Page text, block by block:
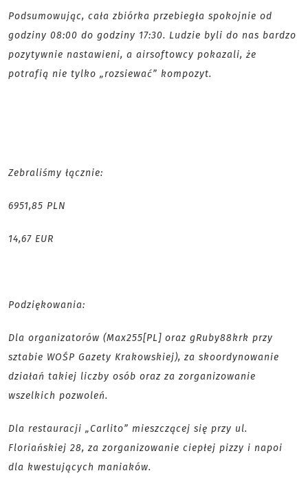
Podsumowując, cała zbiórka przebiegła spokojnie od
godziny 08:00 do godziny 17:30. Ludzie byli do nas bardzo
pozytywnie nastawieni, a airsoftowcy pokazali, że
potrafią nie tylko „rozsiewać” kompozyt.
Zebraliśmy łącznie:
6951,85 PLN
14,67 EUR
Podziękowania:
Dla organizatorów (Max255[PL] oraz gRuby88krk przy
sztabie WOŚP Gazety Krakowskiej), za skoordynowanie
działań takiej liczby osób oraz za zorganizowanie
wszelkich pozwoleń.
Dla restauracji „Carlito” mieszczącej się przy ul.
Floriańskiej 28, za zorganizowanie ciepłej pizzy i napoi
dla kwestujących maniaków.